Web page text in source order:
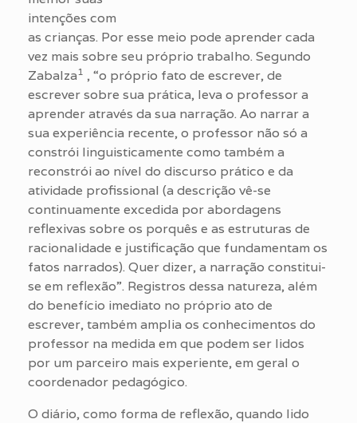
intenções com
as crianças. Por esse meio pode aprender cada
vez mais sobre seu próprio trabalho. Segundo
Zabalza 1 , “o próprio fato de escrever, de
escrever sobre sua prática, leva o professor a
aprender através da sua narração. Ao narrar a
sua experiência recente, o professor não só a
constrói linguisticamente como também a
reconstrói ao nível do discurso prático e da
atividade profissional (a descrição vê-se
continuamente excedida por abordagens
reflexivas sobre os porquês e as estruturas de
racionalidade e justificação que fundamentam os
fatos narrados). Quer dizer, a narração constitui-
se em reflexão”. Registros dessa natureza, além
do benefício imediato no próprio ato de
escrever, também amplia os conhecimentos do
professor na medida em que podem ser lidos
por um parceiro mais experiente, em geral o
coordenador pedagógico.
O diário, como forma de reflexão, quando lido